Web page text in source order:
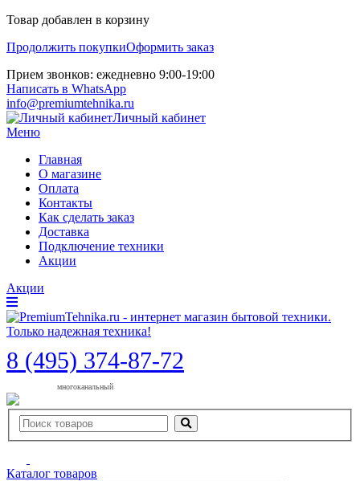
Товар добавлен в корзину
Продолжить покупкиОформить заказ
Прием звонков: ежедневно 9:00-19:00
Написать в WhatsApp
info@premiumtehnika.ru
Личный кабинет
Меню
Главная
О магазине
Оплата
Контакты
Как сделать заказ
Доставка
Подключение техники
Акции
Акции
8 (495) 374-87-72
многоканальный
Каталог товаров